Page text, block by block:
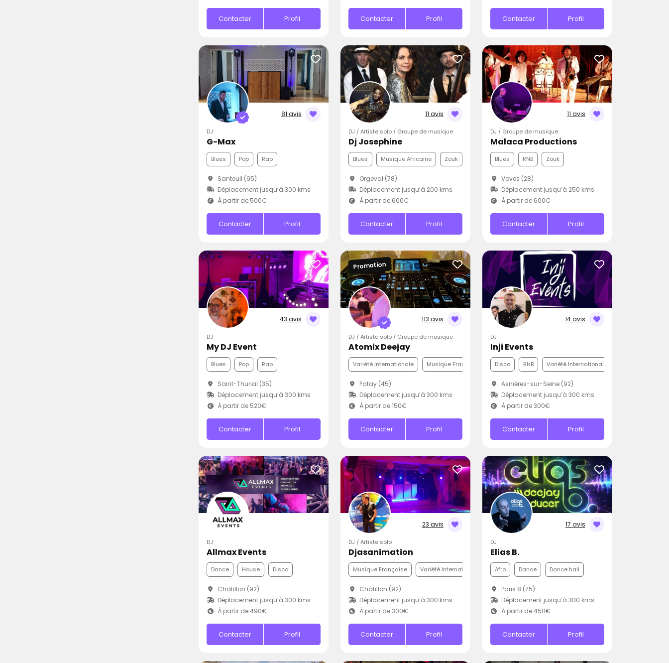
Contacter Profil Contacter Profil Contacter Profil
81 avis
DJ
G-Max
Blues Pop Rap
Santeuil (95)
Déplacement jusqu’à 300 kms
À partir de 500€
Contacter Profil
11 avis
DJ / Artiste solo / Groupe de musique
Dj Josephine
Blues Musique Africaine Zouk
Orgeval (78)
Déplacement jusqu’à 200 kms
À partir de 600€
Contacter Profil
11 avis
DJ / Groupe de musique
Malaca Productions
Blues RNB Zouk
Voves (28)
Déplacement jusqu’à 250 kms
À partir de 600€
Contacter Profil
43 avis
DJ
My DJ Event
Blues Pop Rap
Saint-Thurial (35)
Déplacement jusqu’à 300 kms
À partir de 520€
Contacter Profil
113 avis
Promotion
DJ / Artiste solo / Groupe de musique
Atomix Deejay
Variété Internationale Musique Française Pop
Patay (45)
Déplacement jusqu’à 300 kms
À partir de 150€
Contacter Profil
14 avis
DJ
Inji Events
Disco RNB Variété Internationale
Asnières-sur-Seine (92)
Déplacement jusqu’à 300 kms
À partir de 300€
Contacter Profil
DJ
Allmax Events
Dance House Disco
Châtillon (92)
Déplacement jusqu’à 300 kms
À partir de 490€
Contacter Profil
23 avis
DJ / Artiste solo
Djasanimation
Musique Française Variété Internationale Disco
Châtillon (92)
Déplacement jusqu’à 300 kms
À partir de 300€
Contacter Profil
17 avis
DJ
Elias B.
Afro Dance Dance hall
Paris 8 (75)
Déplacement jusqu’à 300 kms
À partir de 450€
Contacter Profil